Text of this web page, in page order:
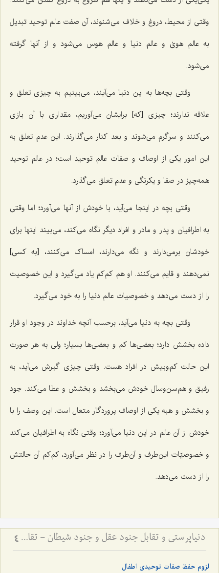
وقتی از محیط، دروغ و خلاف می‌شنوند، آن صفت عالم توحید تبدیل
به عالم هویٰ و عالم دنیا و عالم هوس می‌شود و از آنها گرفته
می‌شود.
وقتی بچه‌ها به این دنیا می‌آیند، می‌بینیم به چیزی تعلق و
علاقه ندارند؛ چیزی [که] برایشان می‌آوریم، مقداری با آن بازی
می‌کنند و سرگرم می‌شوند و بعد کنار می‌گذارند. این عدم تعلق به
این امور یکی از اوصاف و صفات عالم توحید است؛ در عالم توحید
همه‌چیز در صفا و یکرنگی و عدم تعلق می‌گذرد.
وقتی بچه در اینجا می‌آید، با خودش از آنها می‌آورد؛ اما وقتی
به اطرافیان و پدر و مادر و افراد دیگر نگاه می‌کند، می‌بیند اینها برای
خودشان برمی‌دارند و نگه می‌دارند، امساک می‌کنند، [به کسی]
نمی‌دهند و قایم می‌کنند. او هم کم‌کم یاد می‌گیرد و این خصوصیت
را از دست می‌دهد و خصوصیات عالم دنیا را به خود می‌گیرد.
وقتی بچه به دنیا می‌آید، برحسب آنچه خداوند در وجود او قرار
داده بخشش دارد؛ بعضی‌ها کم و بعضی‌ها بسیار؛ ولی به هر صورت
این حالت کم‌وبیش در افراد هست. وقتی چیزی گیرش می‌آید، به
رفیق و هم‌سن‌وسال خودش می‌بخشد و بخشش و عطا می‌کند. جود
و بخشش و هبه یکی از اوصاف پروردگار متعال است. این وصف را با
خودش از آن عالم در این دنیا می‌آورد؛ وقتی نگاه به اطرافیان می‌کند
و خصوصیّات این‌طرف و آن‌طرف را در نظر می‌آورد، کم‌کم آن حالتش
را از دست می‌دهد.
دنیاپرستی و تقابل جنود عقل و جنود شیطان - تقابل عالم دنیا و مجاز با عالم توحید و حقیقت 4
لزوم حفظ صفات توحیدی اطفال